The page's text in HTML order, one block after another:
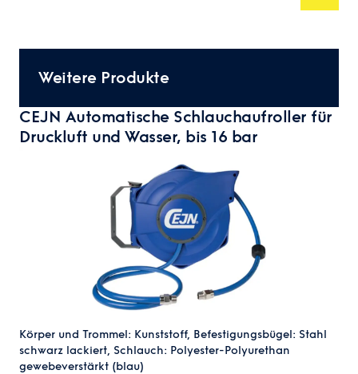
Weitere Produkte
CEJN Automatische Schlauchaufroller für
Druckluft und Wasser, bis 16 bar
Körper und Trommel: Kunststoff, Befestigungsbügel: Stahl
schwarz lackiert, Schlauch: Polyester-Polyurethan
gewebeverstärkt (blau)